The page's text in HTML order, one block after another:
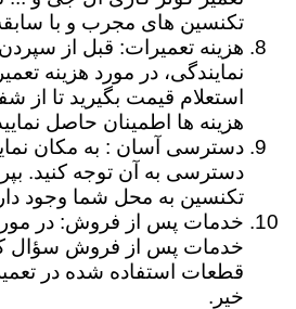
تکنسین های مجرب و با
هزینه تعمیرات: قبل از
نمایندگی، در مورد هزینه
استعلام قیمت بگیرید تا از
هزینه ها اطمینان حاصل
دسترسی آسان : به مکان
دسترسی به آن توجه کنید.
تکنسین به محل شما وجود
خدمات پس از فروش: در
خدمات پس از فروش سؤال
قطعات استفاده شده در
خیر.